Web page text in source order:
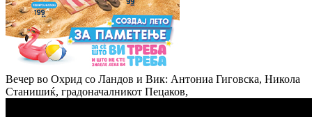
Вечер во Охрид со Ландов и Вик: Антониа Гиговска, Никола
Станишиќ, градоначалникот Пецаков,